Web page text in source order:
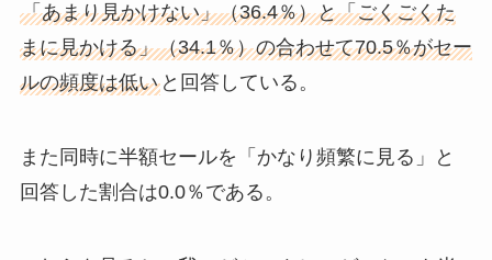
「あまり見かけない」（36.4％）と「ごくごくた
まに見かける」（34.1％）の合わせて70.5％がセー
ルの頻度は低いと回答している。
また同時に半額セールを「かなり頻繁に見る」と
回答した割合は0.0％である。